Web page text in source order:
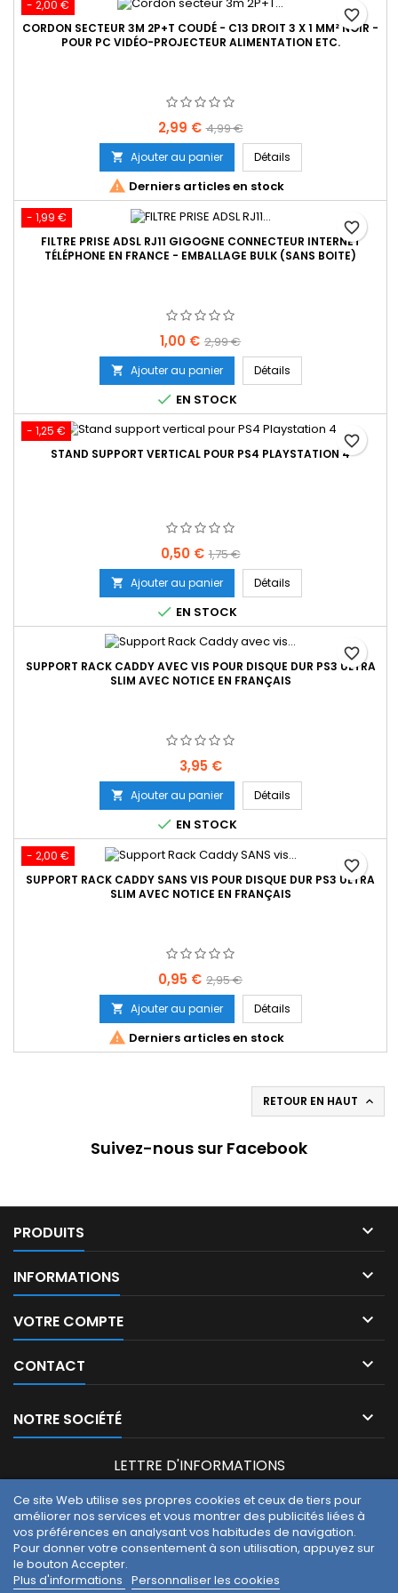
- 2,00 €
CORDON SECTEUR 3M 2P+T COUDÉ - C13 DROIT 3 X 1 MM² NOIR -
POUR PC VIDÉO-PROJECTEUR ALIMENTATION ETC.
Prix
2,99 € Prix
de
base
4,99 €
 Ajouter au panier Détails
 Derniers articles en stock
favorite_border
- 1,99 €
FILTRE PRISE ADSL RJ11 GIGOGNE CONNECTEUR INTERNET
TÉLÉPHONE EN FRANCE - EMBALLAGE BULK (SANS BOITE)
Prix
1,00 € Prix
de
base
2,99 €
 Ajouter au panier Détails
 EN STOCK
favorite_border
- 1,25 €
STAND SUPPORT VERTICAL POUR PS4 PLAYSTATION 4
Prix
0,50 € Prix
de
base
1,75 €
 Ajouter au panier Détails
 EN STOCK
favorite_border
SUPPORT RACK CADDY AVEC VIS POUR DISQUE DUR PS3 ULTRA
SLIM AVEC NOTICE EN FRANÇAIS
Prix
3,95 €
 Ajouter au panier Détails
 EN STOCK
favorite_border
- 2,00 €
SUPPORT RACK CADDY SANS VIS POUR DISQUE DUR PS3 ULTRA
SLIM AVEC NOTICE EN FRANÇAIS
Prix
0,95 € Prix
de
base
2,95 €
 Ajouter au panier Détails
 Derniers articles en stock
favorite_border
RETOUR EN HAUT 
Suivez-nous sur Facebook
PRODUITS 
INFORMATIONS 
VOTRE COMPTE 
CONTACT 
Ce site Web utilise ses propres cookies et ceux de tiers pour
améliorer nos services et vous montrer des publicités liées à
vos préférences en analysant vos habitudes de navigation.
Pour donner votre consentement à son utilisation, appuyez sur
le bouton Accepter.
Plus d'informations Personnaliser les cookies
NOTRE SOCIÉTÉ 
LETTRE D'INFORMATIONS
Vous pouvez vous désinscrire à tout moment. Vous trouverez
pour cela nos informations de contact dans les conditions
J'accepte les conditions générales et la politique de